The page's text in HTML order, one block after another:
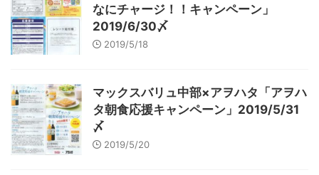
なにチャージ！！キャンペーン」
2019/6/30〆
2019/5/18
マックスバリュ中部×アヲハタ「アヲハ
タ朝食応援キャンペーン」2019/5/31
〆
2019/5/20